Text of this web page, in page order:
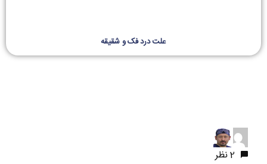
علت درد فک و شقیقه
2 نظر